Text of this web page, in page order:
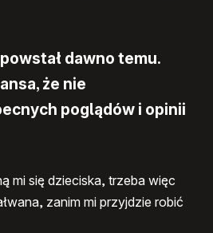
dawno temu.
że nie
poglądów i opinii
mi się dzieciska, trzeba więc
zanim mi przyjdzie robić